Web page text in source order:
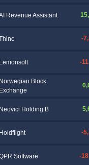
Revenue Assistant
-
Lemonsoft -
Norwegian Block
Exchange
Neovici Holding B
Holdflight -
Software -